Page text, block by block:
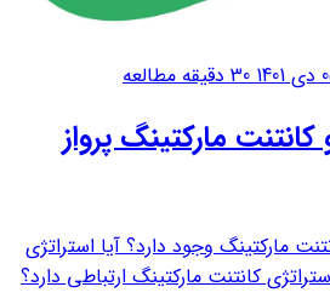
30 دقیقه مطالعه
مارکتینگ پرواز
مارکتینگ وجود دارد؟ آیا استراتژی
کانتنت مارکتینگ ارتباطی دارد؟